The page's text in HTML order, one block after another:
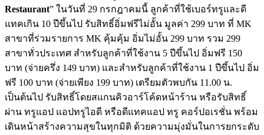
Restaurant” ในวันที่ 29 กรกฎาคมนี้ ลูกค้าที่ใช้เบอร์ทรูและดี
แทคเกิน 10 ปีขึ้นไป รับสิทธิ์อิ่มฟรีไม่อั้น มูลค่า 299 บาท ที่ MK
สาขาที่ร่วมรายการ MK คุ้มคุ้ม อิ่มไม่อั้น 299 บาท รวม 299
สาขาทั่วประเทศ สำหรับลูกค้าที่ใช้งาน 5 ปีขึ้นไป อิ่มฟรี 150
บาท (จ่ายครึ่ง 149 บาท) และสำหรับลูกค้าที่ใช้งาน 1 ปีขึ้นไป อิ่ม
ฟรี 100 บาท (จ่ายเพียง 199 บาท) เตรียมตัวพบกัน 11.00 น.
เป็นต้นไป รับสิทธิ์โดยสแกนคิวอาร์โค้ดหน้าร้าน หรือรับสิทธิ์
ผ่าน ทรูแอป แอปทรูไอดี หรือดีแทคแอป ทรู คอร์ปอเรชั่น พร้อม
เดินหน้าสร้างความสุขในทุกมิติ ด้วยความมุ่งมั่นในการยกระดับ